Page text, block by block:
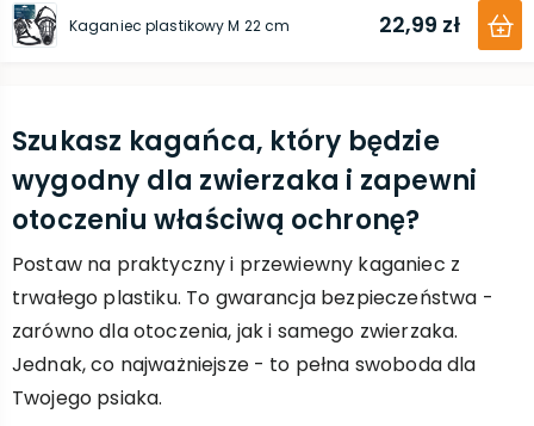
Kaganiec plastikowy M 22 cm 22,99 zł
Szukasz kagańca, który będzie
wygodny dla zwierzaka i zapewni
otoczeniu właściwą ochronę?
Postaw na praktyczny i przewiewny kaganiec z
trwałego plastiku. To gwarancja bezpieczeństwa -
zarówno dla otoczenia, jak i samego zwierzaka.
Jednak, co najważniejsze - to pełna swoboda dla
Twojego psiaka.